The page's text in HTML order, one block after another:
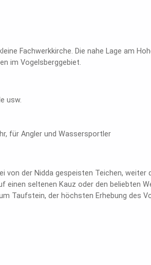
Fachwerkkirche. Die nahe Lage am
im Vogelsberggebiet.
usw.
für Angler und Wassersportler
der Nidda gespeisten Teichen, weiter
seltenen Kauz oder den beliebten
Taufstein, der höchsten Erhebung des